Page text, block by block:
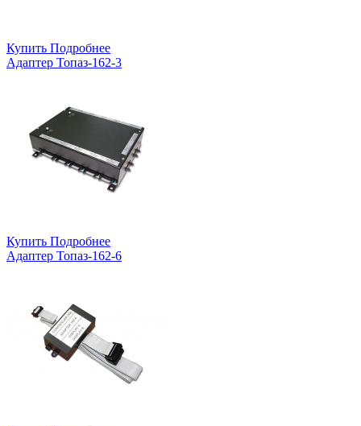
Купить Подробнее
Адаптер Топаз-162-3
Купить Подробнее
Адаптер Топаз-162-6